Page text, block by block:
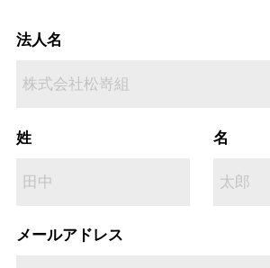
法人名
姓 名
メールアドレス